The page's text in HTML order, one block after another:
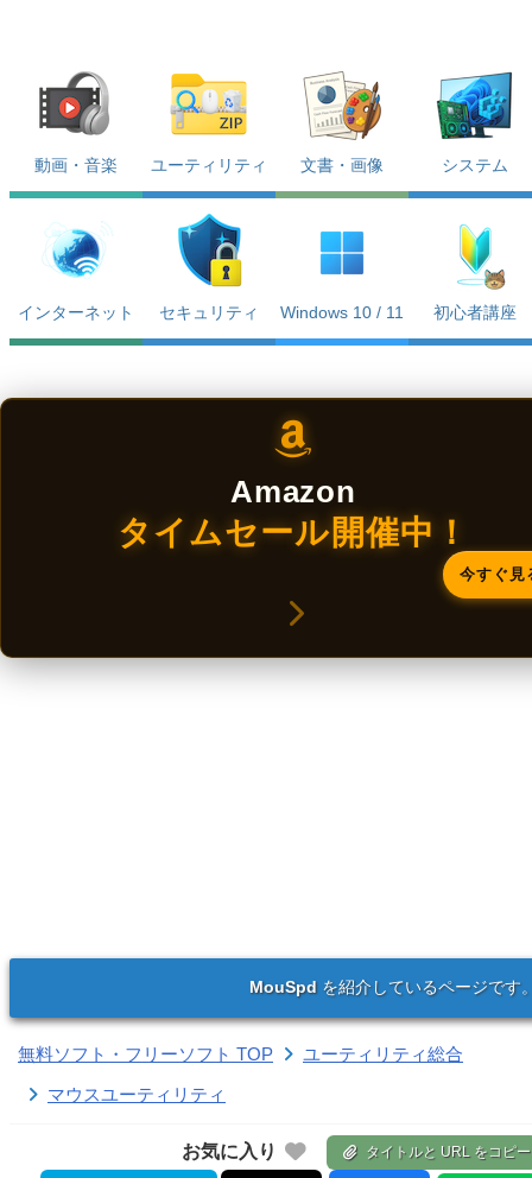
動画・音楽 ユーティリティ 文書・画像 システム
インターネット セキュリティ Windows 10 / 11 初心者講座
Amazon
タイムセール開催中！
今すぐ見
MouSpdを紹介しているページです
無料ソフト・フリーソフト TOP
ユーティリティ総合
マウスユーティリティ
お気に入り タイトルと URL をコピー